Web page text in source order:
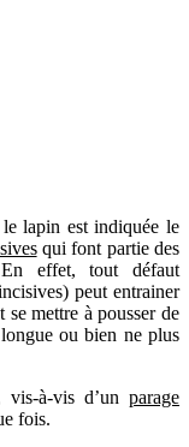
lapin est indiquée le
qui font partie des
En effet, tout défaut
peut entrainer
mettre à pousser de
ou bien ne plus
vis-à-vis d’un parage
fois.